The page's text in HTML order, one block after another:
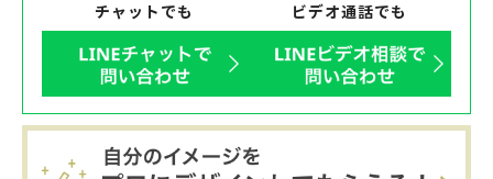
チャットでも ビデオ通話でも